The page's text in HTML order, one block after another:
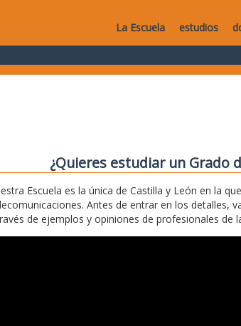
La Escuela estudios
¿Quieres estudiar un Grado
Escuela es la única de Castilla y León en la
Antes de entrar en los detalles,
de ejemplos y opiniones de profesionales de